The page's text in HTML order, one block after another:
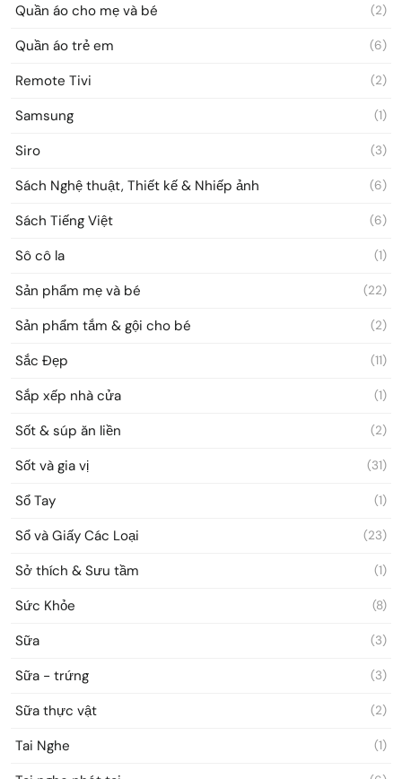
Quần áo cho mẹ và bé (2)
Quần áo trẻ em (6)
Remote Tivi (2)
Samsung (1)
Siro (3)
Sách Nghệ thuật, Thiết kế & Nhiếp ảnh (6)
Sách Tiếng Việt (6)
Sô cô la (1)
Sản phẩm mẹ và bé (22)
Sản phẩm tắm & gội cho bé (2)
Sắc Đẹp (11)
Sắp xếp nhà cửa (1)
Sốt & súp ăn liền (2)
Sốt và gia vị (31)
Sổ Tay (1)
Sổ và Giấy Các Loại (23)
Sở thích & Sưu tầm (1)
Sức Khỏe (8)
Sữa (3)
Sữa - trứng (3)
Sữa thực vật (2)
Tai Nghe (1)